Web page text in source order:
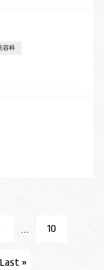
容科
10
Last »